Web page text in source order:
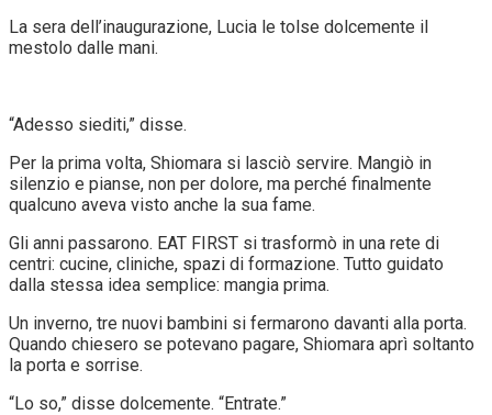
La sera dell’inaugurazione, Lucia le tolse dolcemente il
mestolo dalle mani.
“Adesso siediti,” disse.
Per la prima volta, Shiomara si lasciò servire. Mangiò in
silenzio e pianse, non per dolore, ma perché finalmente
qualcuno aveva visto anche la sua fame.
Gli anni passarono. EAT FIRST si trasformò in una rete di
centri: cucine, cliniche, spazi di formazione. Tutto guidato
dalla stessa idea semplice: mangia prima.
Un inverno, tre nuovi bambini si fermarono davanti alla porta.
Quando chiesero se potevano pagare, Shiomara aprì soltanto
la porta e sorrise.
“Lo so,” disse dolcemente. “Entrate.”